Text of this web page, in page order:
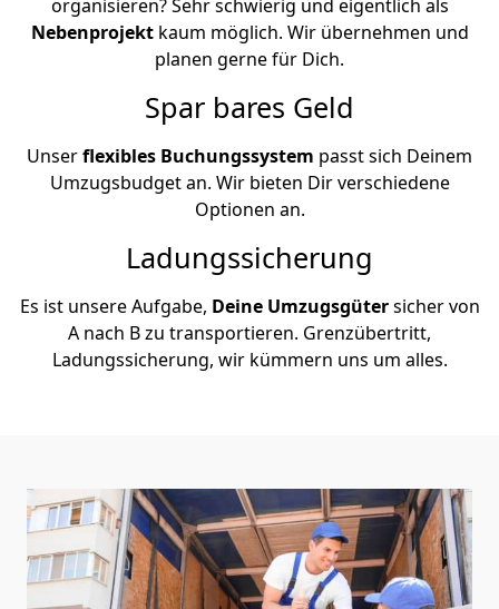
organisieren? Sehr schwierig und eigentlich als
Nebenprojekt kaum möglich. Wir übernehmen und
planen gerne für Dich.
Spar bares Geld
Unserflexibles Buchungssystem passt sich Deinem
Umzugsbudget an. Wir bieten Dir verschiedene
Optionen an.
Ladungssicherung
Es ist unsere Aufgabe, Deine Umzugsgütersicher von
A nach B zu transportieren. Grenzübertritt,
Ladungssicherung, wir kümmern uns um alles.